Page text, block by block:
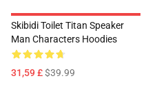
Skibidi Toilet Titan Speaker
Man Characters Hoodies
31,59 £$39.99